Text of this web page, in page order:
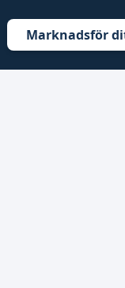
Marknadsför